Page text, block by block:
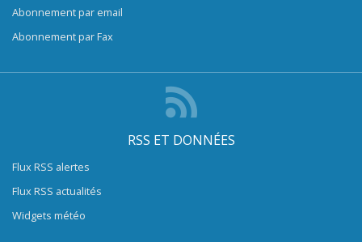
Abonnement par email
Abonnement par Fax
RSS ET DONNÉES
Flux RSS alertes
Flux RSS actualités
Widgets météo